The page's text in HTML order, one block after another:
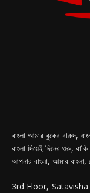
বাংলা আমার বুকের বারুদ,
বাংলা দিয়েই দিনের শুরু,
আপনার বাংলা, আমার বাংলা,
3rd Floor,